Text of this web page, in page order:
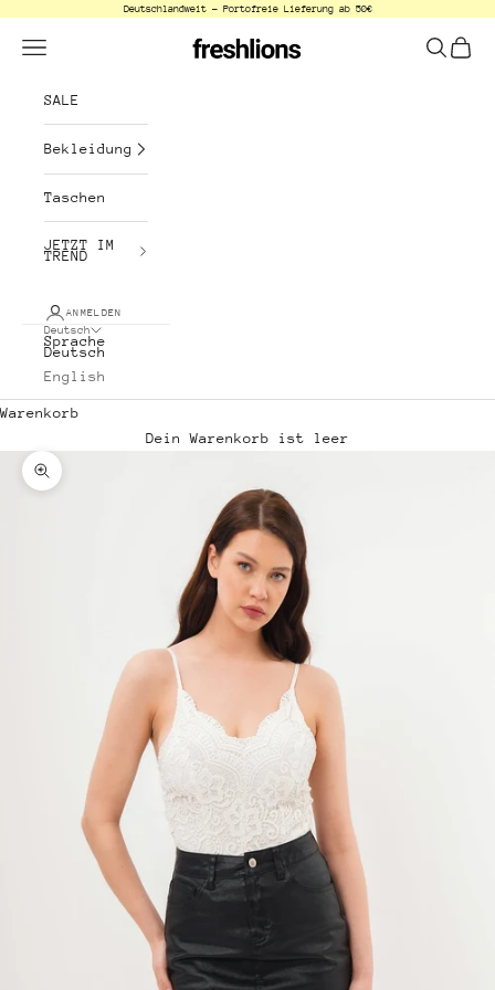
Zum Inhalt springenDeutschlandweit - Portofreie Lieferung ab 50€
freshlions
Menü Suchen
SALE
Bekleidung
Taschen
JETZT IM
TREND
ANMELDEN
Deutsch
Sprache
Deutsch
English
Warenkorb
Dein Warenkorb ist leer
Bild vergrößern